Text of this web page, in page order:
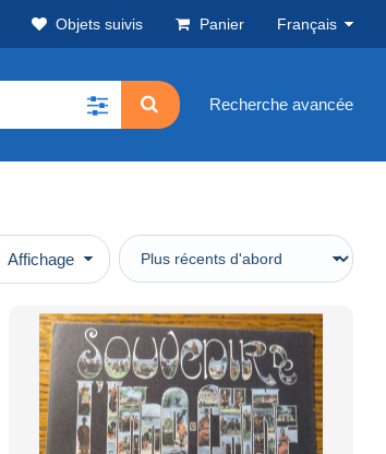
Objets suivis Panier Français
Recherche avancée
Affichage